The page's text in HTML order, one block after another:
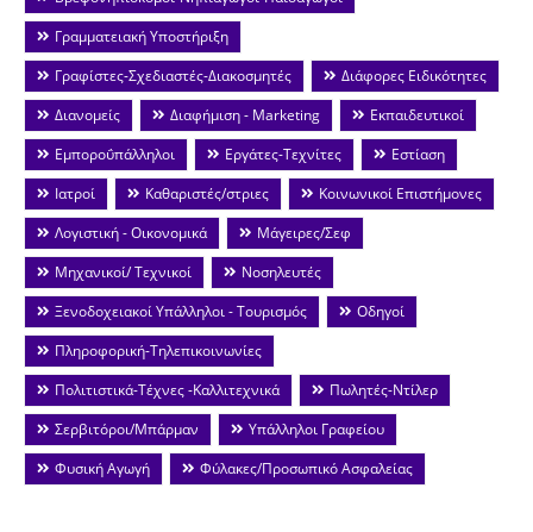
Γραμματειακή Υποστήριξη
Γραφίστες-Σχεδιαστές-Διακοσμητές
Διάφορες Ειδικότητες
Διανομείς
Διαφήμιση - Marketing
Εκπαιδευτικοί
Εμποροΰπάλληλοι
Εργάτες-Τεχνίτες
Εστίαση
Ιατροί
Καθαριστές/στριες
Κοινωνικοί Επιστήμονες
Λογιστική - Οικονομικά
Μάγειρες/Σεφ
Μηχανικοί/ Τεχνικοί
Νοσηλευτές
Ξενοδοχειακοί Υπάλληλοι - Τουρισμός
Οδηγοί
Πληροφορική-Τηλεπικοινωνίες
Πολιτιστικά-Τέχνες -Καλλιτεχνικά
Πωλητές-Ντίλερ
Σερβιτόροι/Μπάρμαν
Υπάλληλοι Γραφείου
Φυσική Αγωγή
Φύλακες/Προσωπικό Ασφαλείας